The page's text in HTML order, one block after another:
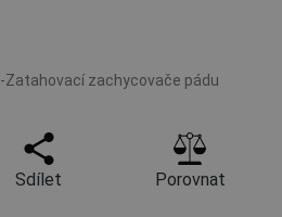
Zatahovací zachycovače pádu
Sdílet Porovnat